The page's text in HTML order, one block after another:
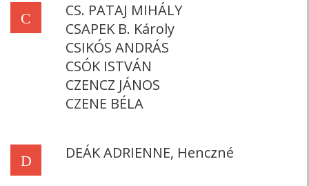
C
CS. PATAJ MIHÁLY
CSAPEK B. Károly
CSIKÓS ANDRÁS
CSÓK ISTVÁN
CZENCZ JÁNOS
CZENE BÉLA
D DEÁK ADRIENNE, Henczné